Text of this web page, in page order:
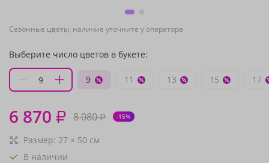
Сезонные цветы, наличие уточните у оператора
Выберите число цветов в букете:
9 11 13 15 17
6 870 ₽ 8 080₽ -15%
Размер: 27 × 50 см
В наличии